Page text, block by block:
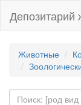
Депозитарий
Животные